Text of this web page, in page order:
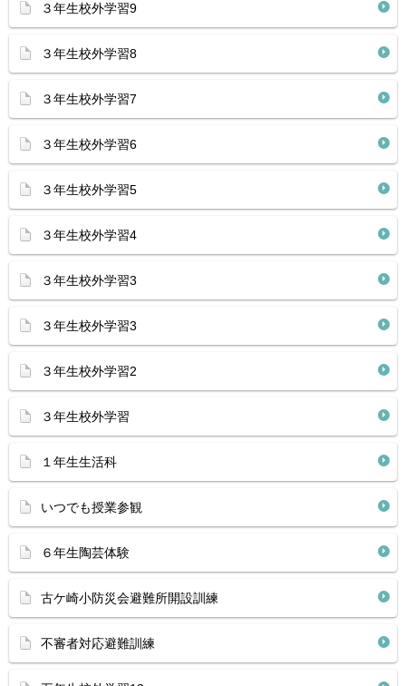
３年生校外学習9
３年生校外学習8
３年生校外学習7
３年生校外学習6
３年生校外学習5
３年生校外学習4
３年生校外学習3
３年生校外学習3
３年生校外学習2
３年生校外学習
１年生生活科
いつでも授業参観
６年生陶芸体験
古ケ崎小防災会避難所開設訓練
不審者対応避難訓練